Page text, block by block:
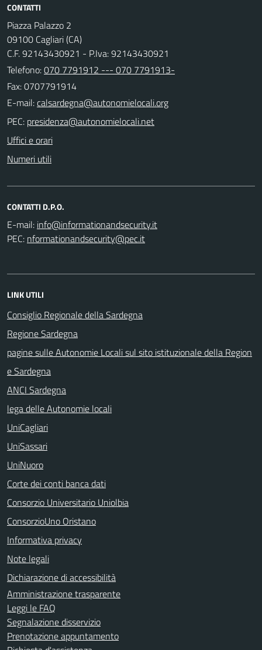
CONTATTI
Piazza Palazzo 2
09100 Cagliari (CA)
C.F. 92143430921 - P.Iva: 92143430921
Telefono:070 7791912 --- 070 7791913-
Fax: 0707791914
E-mail:
PEC:
Uffici e orari
Numeri utili
CONTATTI D.P.O.
E-mail:
PEC:
LINK UTILI
Consiglio Regionale della Sardegna
Regione Sardegna
pagine sulle Autonomie Locali sul sito istituzionale della Region
e Sardegna
ANCI Sardegna
lega delle Autonomie locali
UniCagliari
UniSassari
UniNuoro
Corte dei conti banca dati
Consorzio Universitario Uniolbia
ConsorzioUno Oristano
Informativa privacy
Note legali
Dichiarazione di accessibilità
Amministrazione trasparente
Leggi le FAQ
Segnalazione disservizio
Prenotazione appuntamento